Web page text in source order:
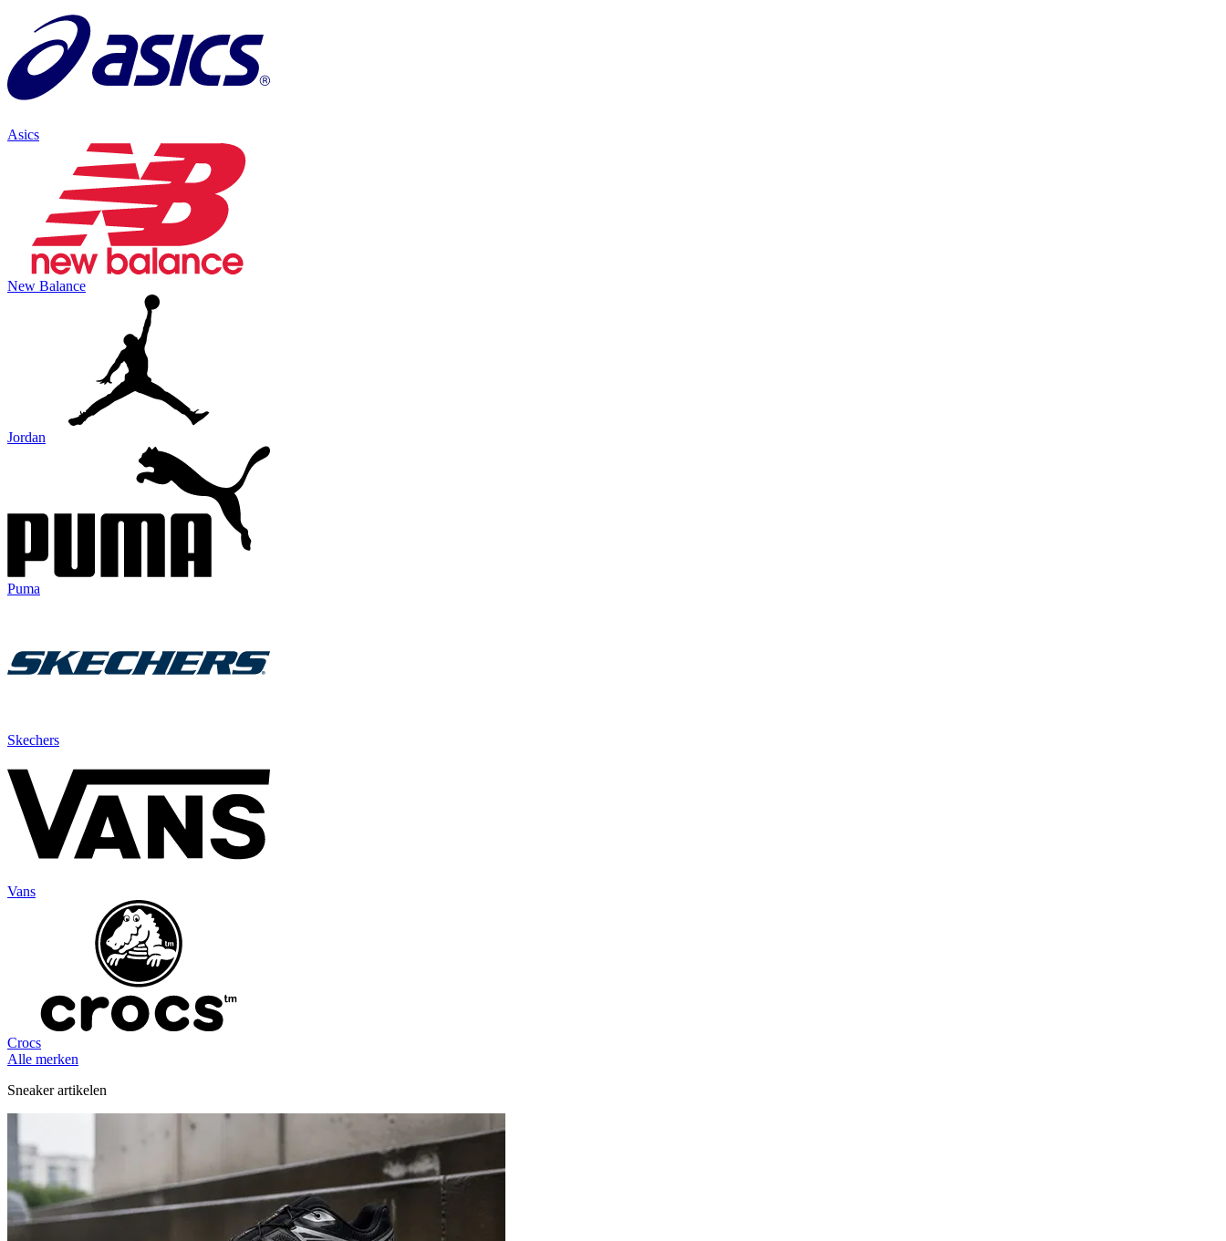
Asics
New Balance
Jordan
Puma
Skechers
Vans
Crocs
Alle merken
Sneaker artikelen